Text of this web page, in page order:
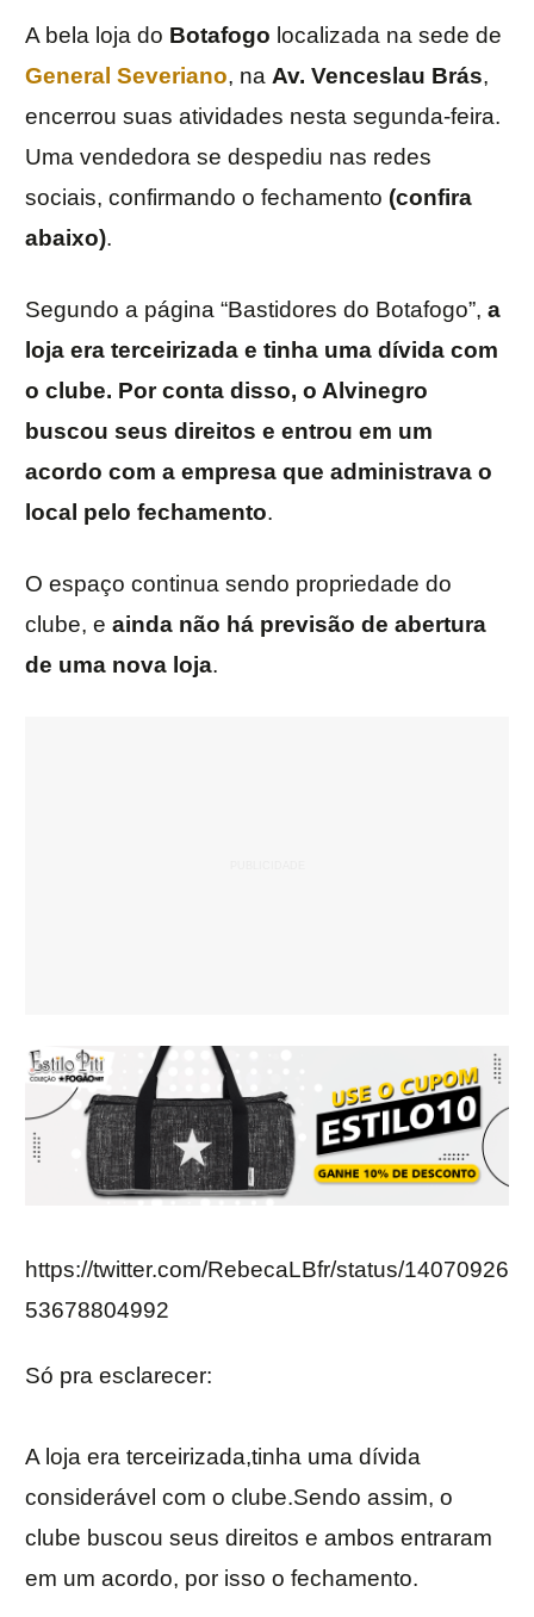
A bela loja do Botafogo localizada na sede de
General Severiano, na Av. Venceslau Brás,
encerrou suas atividades nesta segunda-feira.
Uma vendedora se despediu nas redes
sociais, confirmando o fechamento (confira
abaixo).
Segundo a página “Bastidores do Botafogo”, a
loja era terceirizada e tinha uma dívida com
o clube. Por conta disso, o Alvinegro
buscou seus direitos e entrou em um
acordo com a empresa que administrava o
local pelo fechamento.
O espaço continua sendo propriedade do
clube, e ainda não há previsão de abertura
de uma nova loja.
https://twitter.com/RebecaLBfr/status/14070926
53678804992
Só pra esclarecer:
A loja era terceirizada,tinha uma dívida
considerável com o clube.Sendo assim, o
clube buscou seus direitos e ambos entraram
em um acordo, por isso o fechamento.